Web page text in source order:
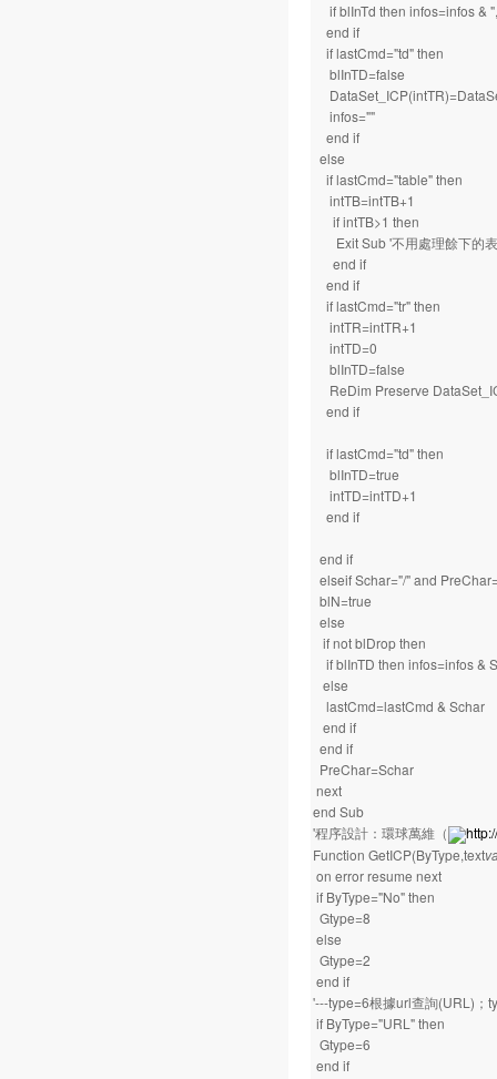
if blInTd then infos=infos &
end if
if lastCmd="td" then
blInTD=false
infos=""
end if
else
if lastCmd="table" then
intTB=intTB+1
if intTB>1 then
Exit Sub '不用處理餘下的
end if
end if
if lastCmd="tr" then
intTR=intTR+1
intTD=0
blInTD=false
ReDim Preserve
end if
if lastCmd="td" then
blInTD=true
intTD=intTD+1
end if
end if
elseif Schar="/" and
blN=true
else
if not blDrop then
if blInTD then infos=infos &
else
lastCmd=lastCmd & Schar
end if
end if
PreChar=Schar
next
end Sub
'程序設計：環球萬維（
Function GetICP(ByType,text
on error resume next
if ByType="No" then
Gtype=8
else
Gtype=2
end if
'---type=6根據url查詢(URL)；
if ByType="URL" then
Gtype=6
end if